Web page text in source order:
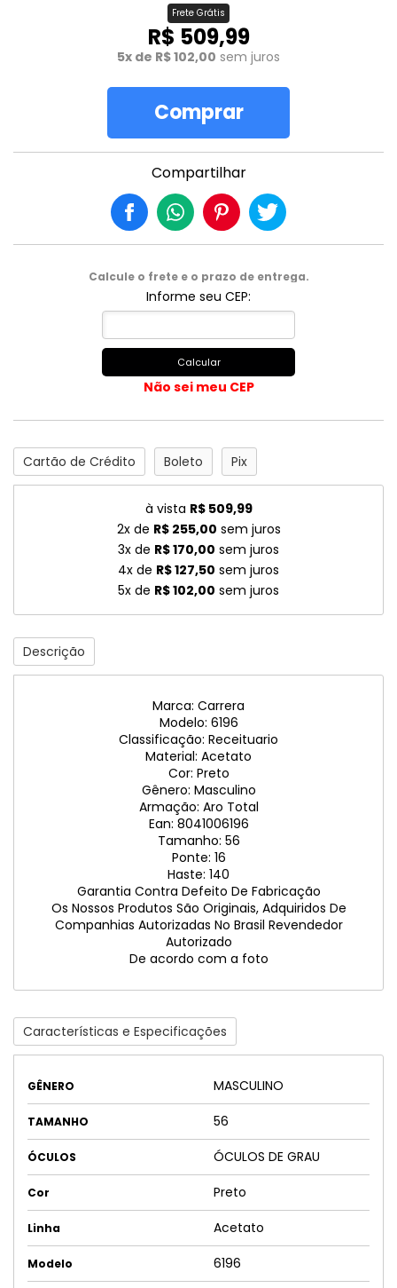
Frete Grátis
R$ 509,99
5x de R$ 102,00 sem juros
Comprar
Compartilhar
Calcule o frete e o prazo de entrega.
Informe seu CEP:
Calcular
Não sei meu CEP
Cartão de Crédito Boleto Pix
à vista R$ 509,99
2x de R$ 255,00 sem juros
3x de R$ 170,00 sem juros
4x de R$ 127,50 sem juros
5x de R$ 102,00 sem juros
Descrição
Marca: Carrera
Modelo: 6196
Classificação: Receituario
Material: Acetato
Cor: Preto
Gênero: Masculino
Armação: Aro Total
Ean: 8041006196
Tamanho: 56
Ponte: 16
Haste: 140
Garantia Contra Defeito De Fabricação
Os Nossos Produtos São Originais, Adquiridos De
Companhias Autorizadas No Brasil Revendedor
Autorizado
De acordo com a foto
Características e Especificações
GÊNERO MASCULINO
TAMANHO 56
ÓCULOS ÓCULOS DE GRAU
Cor Preto
Linha Acetato
Modelo 6196